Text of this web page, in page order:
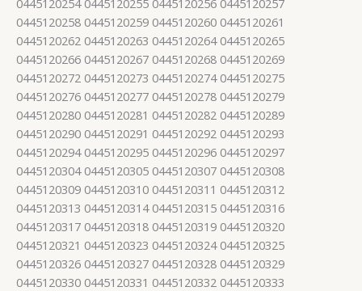
0445120258 0445120259 0445120260 0445120261
0445120262 0445120263 0445120264 0445120265
0445120266 0445120267 0445120268 0445120269
0445120272 0445120273 0445120274 0445120275
0445120276 0445120277 0445120278 0445120279
0445120280 0445120281 0445120282 0445120289
0445120290 0445120291 0445120292 0445120293
0445120294 0445120295 0445120296 0445120297
0445120304 0445120305 0445120307 0445120308
0445120309 0445120310 0445120311 0445120312
0445120313 0445120314 0445120315 0445120316
0445120317 0445120318 0445120319 0445120320
0445120321 0445120323 0445120324 0445120325
0445120326 0445120327 0445120328 0445120329
0445120330 0445120331 0445120332 0445120333